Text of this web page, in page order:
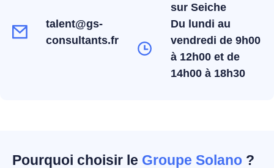
sur Seiche
talent@gs-
consultants.fr
Du lundi au
vendredi de 9h00
à 12h00 et de
14h00 à 18h30
Pourquoi choisir le Groupe Solano ?